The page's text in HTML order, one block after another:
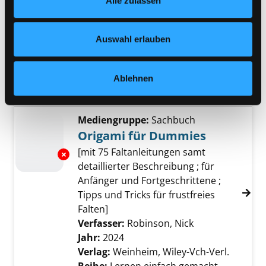
Nähere Informationen finden Sie in unserer
Auswahl erlauben
Ablehnen
Exemplar-Details von Das große Origami
Mediengruppe:Sachbuch
Das große Origami Buch
außergewöhnlich
Verfasser:Klam, Adeline
Jahr:2025Verlag:München, CV
Exemplar-Details von Origami für Dummies
Mediengruppe: Sachbuch
Origami für Dummies
[mit 75 Faltanleitungen samt
detaillierter Beschreibung ; für
Anfänger und Fortgeschrittene ;
Tipps und Tricks für frustfreies
Falten]
Verfasser: Robinson, Nick
Jahr: 2024
Verlag: Weinheim, Wiley-Vch-Verl.